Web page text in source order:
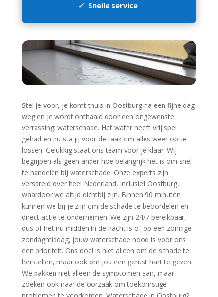
✓ Snelle service
Stel je voor, je komt thuis in Oostburg na een fijne dag
weg en je wordt onthaald door een ongewenste
verrassing: waterschade.​ Het water heeft vrij spel
gehad en nu sta jij voor de taak om alles weer op te
lossen.​ Gelukkig staat ons team voor je klaar.​ Wij
begrijpen als geen ander hoe belangrijk het is om snel
te handelen bij waterschade.​ Onze experts zijn
verspreid over heel Nederland, inclusief Oostburg,
waardoor we altijd dichtbij zijn.​ Binnen 90 minuten
kunnen we bij je zijn om de schade te beoordelen en
direct actie te ondernemen.​ We zijn 24/7 bereikbaar,
dus of het nu midden in de nacht is of op een zonnige
zondagmiddag, jouw waterschade nood is voor ons
een prioriteit.​ Ons doel is niet alleen om de schade te
herstellen, maar ook om jou een gerust hart te geven.​
We pakken niet alleen de symptomen aan, maar
zoeken ook naar de oorzaak om toekomstige